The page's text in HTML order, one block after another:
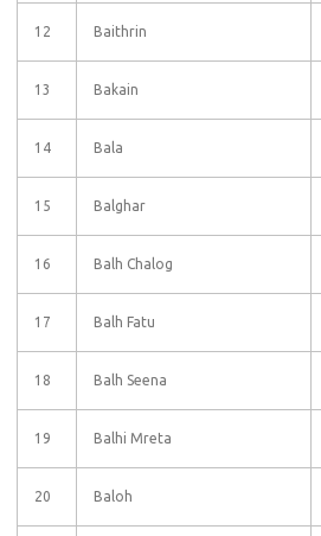
12 Baithrin
13 Bakain
14 Bala
15 Balghar
16 Balh Chalog
17 Balh Fatu
18 Balh Seena
19 Balhi Mreta
20 Baloh